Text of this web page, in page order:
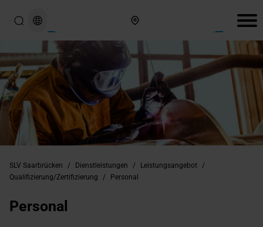
SLV Saarbrücken / Dienstleistungen / Leistungsangebot
/
Qualifizierung/Zertifizierung
/ Personal
Personal